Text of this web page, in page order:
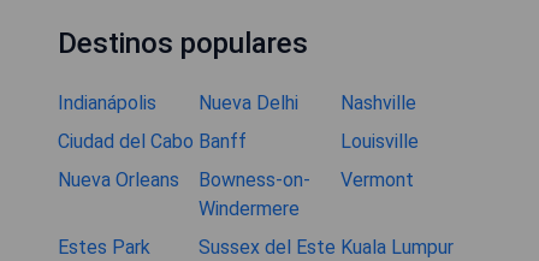
Destinos populares
Indianápolis Nueva Delhi
Nashville
Ciudad del Cabo Banff
Louisville
Nueva Orleans
Bowness-on-
Windermere
Vermont
Estes Park Sussex del Este Kuala Lumpur